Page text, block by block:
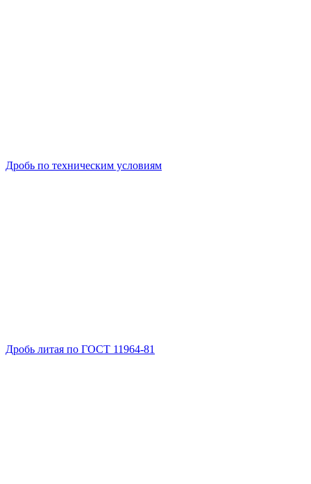
Дробь по техническим условиям
Дробь литая по ГОСТ 11964-81